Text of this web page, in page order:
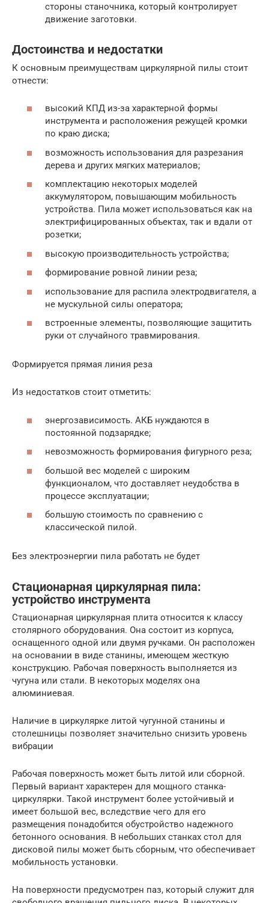
стороны станочника, который контролирует
движение заготовки.
Достоинства и недостатки
К основным преимуществам циркулярной пилы стоит
отнести:
высокий КПД из-за характерной формы
инструмента и расположения режущей кромки
по краю диска;
возможность использования для разрезания
дерева и других мягких материалов;
комплектацию некоторых моделей
аккумулятором, повышающим мобильность
устройства. Пила может использоваться как на
электрифицированных объектах, так и вдали от
розетки;
высокую производительность устройства;
формирование ровной линии реза;
использование для распила электродвигателя, а
не мускульной силы оператора;
встроенные элементы, позволяющие защитить
руки от случайного травмирования.
Формируется прямая линия реза
Из недостатков стоит отметить:
энергозависимость. АКБ нуждаются в
постоянной подзарядке;
невозможность формирования фигурного реза;
большой вес моделей с широким
функционалом, что доставляет неудобства в
процессе эксплуатации;
большую стоимость по сравнению с
классической пилой.
Без электроэнергии пила работать не будет
Стационарная циркулярная пила:
устройство инструмента
Стационарная циркулярная плита относится к классу
столярного оборудования. Она состоит из корпуса,
оснащенного одной или двумя ручками. Он расположен
на основании в виде станины, имеющем жесткую
конструкцию. Рабочая поверхность выполняется из
чугуна или стали. В некоторых моделях она
алюминиевая.
Наличие в циркулярке литой чугунной станины и
столешницы позволяет значительно снизить уровень
вибрации
Рабочая поверхность может быть литой или сборной.
Первый вариант характерен для мощного станка-
циркулярки. Такой инструмент более устойчивый и
имеет большой вес, вследствие чего для его
размещения понадобится обустройство надежного
бетонного основания. В небольших станках стол для
дисковой пилы может быть сборным, что обеспечивает
мобильность установки.
На поверхности предусмотрен паз, который служит для